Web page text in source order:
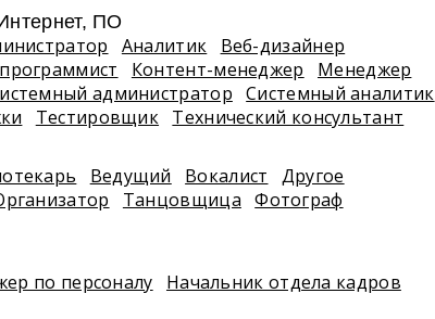
ПО
Аналитик
Веб-дизайнер
Контент-менеджер
Менеджер
администратор Системный аналитик
Тестировщик Технический консультант
Ведущий Вокалист
Другое
Танцовщица
Фотограф
по персоналу
Начальник отдела кадров